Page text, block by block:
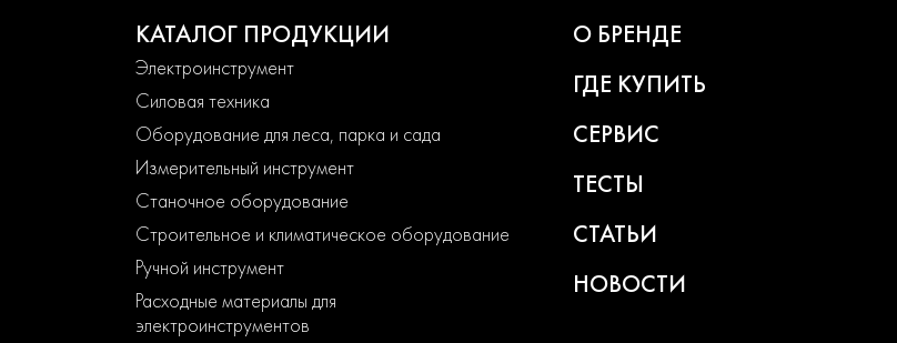
КАТАЛОГ ПРОДУКЦИИ
Электроинструмент
Силовая техника
Оборудование для леса, парка и сада
Измерительный инструмент
Станочное оборудование
Строительное и климатическое оборудование
Ручной инструмент
Расходные материалы для
электроинструментов
О БРЕНДЕ
ГДЕ КУПИТЬ
СЕРВИС
ТЕСТЫ
СТАТЬИ
НОВОСТИ